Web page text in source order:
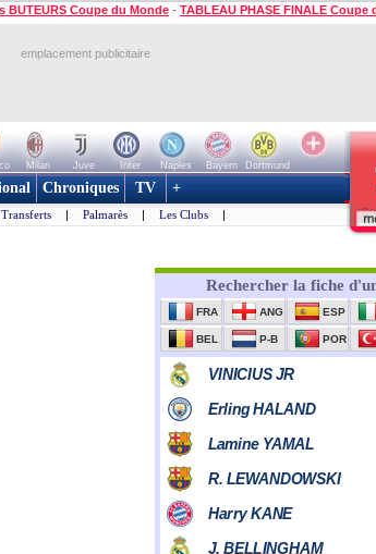
BUTEURS Coupe du Monde - TABLEAU PHASE FINALE Coupe
emplacement publicitaire
Milan Juve Inter Naples Bayern
Dortmund
Chroniques TV +
| Palmarès | Les Clubs |